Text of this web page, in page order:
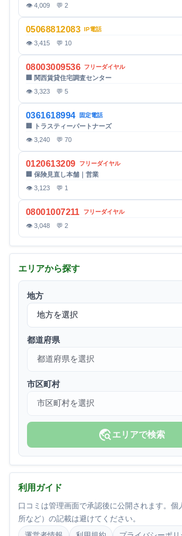
👁 4,009 💬 2
05068812083 IP電話
👁 3,415 💬 10
08003009536 フリーダイヤル
🏢 関西賃貸住宅調査センター
👁 3,323 💬 5
0361618994 固定電話
🏢 トラスティーパートナーズ
👁 3,240 💬 70
0120613209 フリーダイヤル
🏢 保険見直し本舗｜営業
👁 3,123 💬 1
08001007211 フリーダイヤル
👁 3,048 💬 2
エリアから探す
地方
都道府県
市区町村
travel_exploreエリアで検索
利用ガイド
口コミは管理画面で承認後に公開されます。個
所など）の記載は避けてください。